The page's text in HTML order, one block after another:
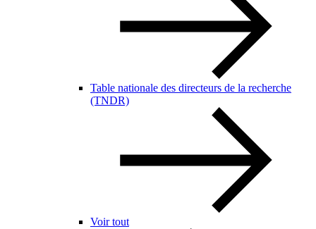
Table nationale des directeurs de la recherche
(TNDR)
Voir tout